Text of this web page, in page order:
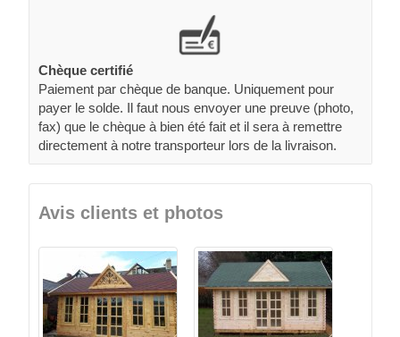
Chèque certifié
Paiement par chèque de banque. Uniquement pour
payer le solde. Il faut nous envoyer une preuve (photo,
fax) que le chèque à bien été fait et il sera à remettre
directement à notre transporteur lors de la livraison.
Avis clients et photos